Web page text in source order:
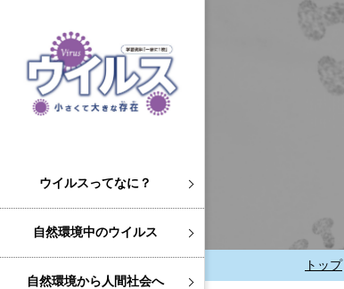
ウイルスってなに？
自然環境中のウイルス
自然環境から人間社会へ
トップ